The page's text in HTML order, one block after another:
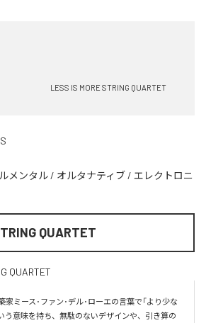
LESS IS MORE STRING QUARTET
メンタル / オルタナティブ / エレクトロニ
QUARTET
家ミース･ファン･デル･ローエの言葉で「より少な
う意味を持ち、無駄のないデザインや、引き算の